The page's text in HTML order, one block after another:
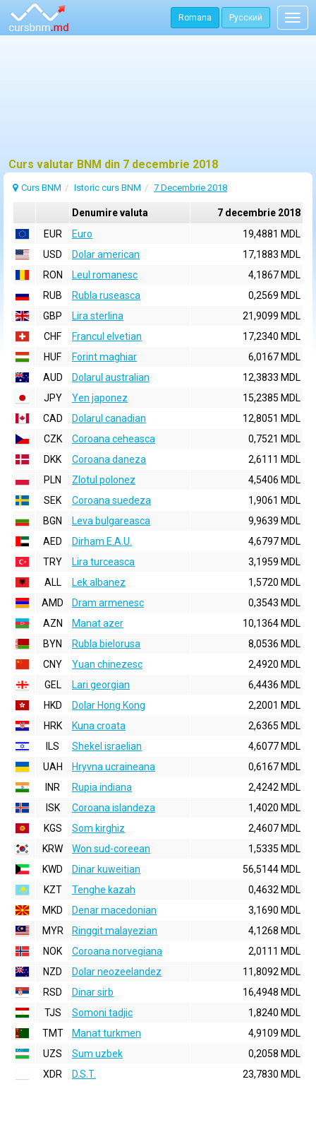
Romana Русский
Curs valutar BNM din 7 decembrie 2018
Curs BNM Istoric curs BNM 7 Decembrie 2018
Denumire valuta
7 decembrie 2018
EUR
Euro
19,4881 MDL
USD
Dolar american
17,1883 MDL
RON
Leul romanesc
4,1867 MDL
RUB
Rubla ruseasca
0,2569 MDL
GBP
Lira sterlina
21,9099 MDL
CHF
Francul elvetian
17,2340 MDL
HUF
Forint maghiar
6,0167 MDL
AUD
Dolarul australian
12,3833 MDL
JPY
Yen japonez
15,2385 MDL
CAD
Dolarul canadian
12,8051 MDL
CZK
Coroana ceheasca
0,7521 MDL
DKK
Coroana daneza
2,6111 MDL
PLN
Zlotul polonez
4,5406 MDL
SEK
Coroana suedeza
1,9061 MDL
BGN
Leva bulgareasca
9,9639 MDL
AED
Dirham E.A.U.
4,6797 MDL
TRY
Lira turceasca
3,1959 MDL
ALL
Lek albanez
1,5720 MDL
AMD
Dram armenesc
0,3543 MDL
AZN
Manat azer
10,1364 MDL
BYN
Rubla bielorusa
8,0536 MDL
CNY
Yuan chinezesc
2,4920 MDL
GEL
Lari georgian
6,4436 MDL
HKD
Dolar Hong Kong
2,2001 MDL
HRK
Kuna croata
2,6365 MDL
ILS
Shekel israelian
4,6077 MDL
UAH
Hryvna ucraineana
0,6167 MDL
INR
Rupia indiana
2,4242 MDL
ISK
Coroana islandeza
1,4020 MDL
KGS
Som kirghiz
2,4607 MDL
KRW
Won sud-coreean
1,5335 MDL
KWD
Dinar kuweitian
56,5144 MDL
KZT
Tenghe kazah
0,4632 MDL
MKD
Denar macedonian
3,1690 MDL
MYR
Ringgit malayezian
4,1268 MDL
NOK
Coroana norvegiana
2,0111 MDL
NZD
Dolar neozeelandez
11,8092 MDL
RSD
Dinar sirb
16,4948 MDL
TJS
Somoni tadjic
1,8240 MDL
TMT
Manat turkmen
4,9109 MDL
UZS
Sum uzbek
0,2058 MDL
XDR
D.S.T. 23,7830 MDL